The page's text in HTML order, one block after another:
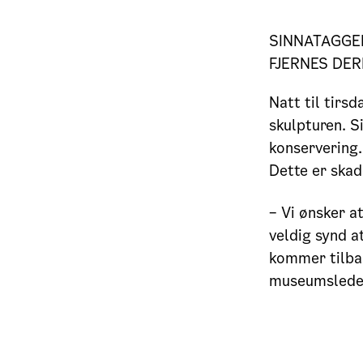
FJERNES
Natt til
skulpturen.
Dette er
– Vi ønsker
veldig synd
kommer